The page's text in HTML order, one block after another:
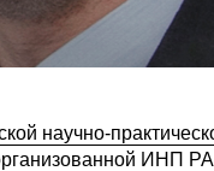
научно-
ИНП